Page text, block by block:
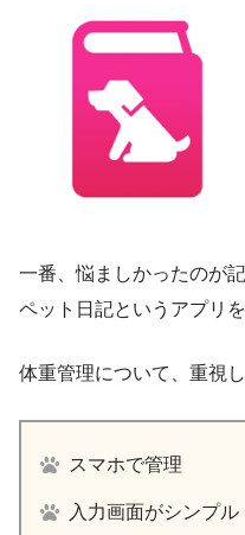
一番、悩ましかったのが
ペット日記というアプリ
体重管理について、重視
スマホで管理
入力画面がシンプル